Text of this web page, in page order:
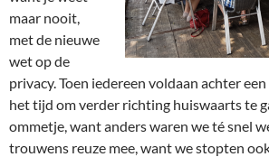
maar nooit,
met de nieuwe
wet op de
privacy. Toen iedereen voldaan achter
het tijd om verder richting huiswaarts te
ommetje, want anders waren we té snel
trouwens reuze mee, want we stopten